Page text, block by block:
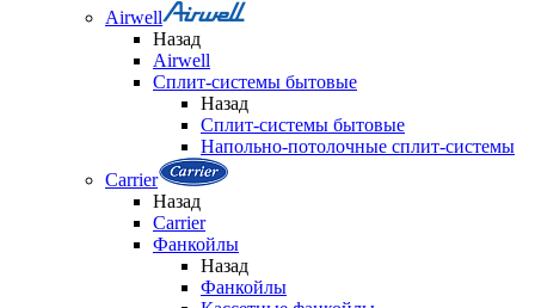
Airwell
Назад
Airwell
Сплит-системы бытовые
Назад
Сплит-системы бытовые
Напольно-потолочные сплит-системы
Carrier
Назад
Carrier
Фанкойлы
Назад
Фанкойлы